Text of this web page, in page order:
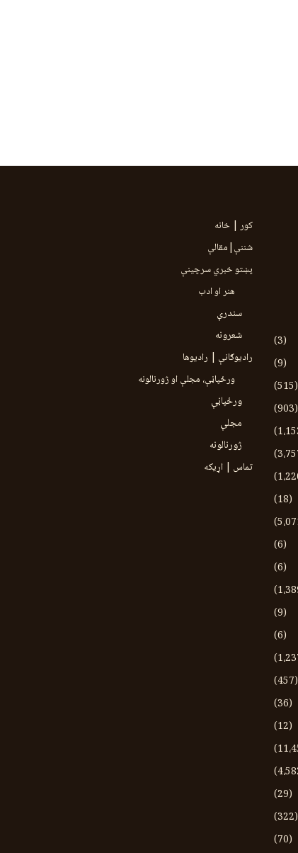
(3)
(9)
(515)
(903)
(18)
(6)
(6)
(9)
(6)
(457)
(36)
(12)
(29)
(322)
(70)
کور | خانه
شننې|مقالې
پښتو خبري سرچينې
هنر او ادب
سندرې
شعرونه
رادیوګانې | رادیوها
ورځپاڼې، مجلې او ژورنالونه
ورځپاڼې
مجلې
ژورنالونه
تماس | اړیکه